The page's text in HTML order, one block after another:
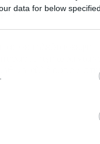
data for below
σε τηλεδιάσκεψη
λίγη ώρα για
αλλά
υπολογιστή ενός
σκορπώντας